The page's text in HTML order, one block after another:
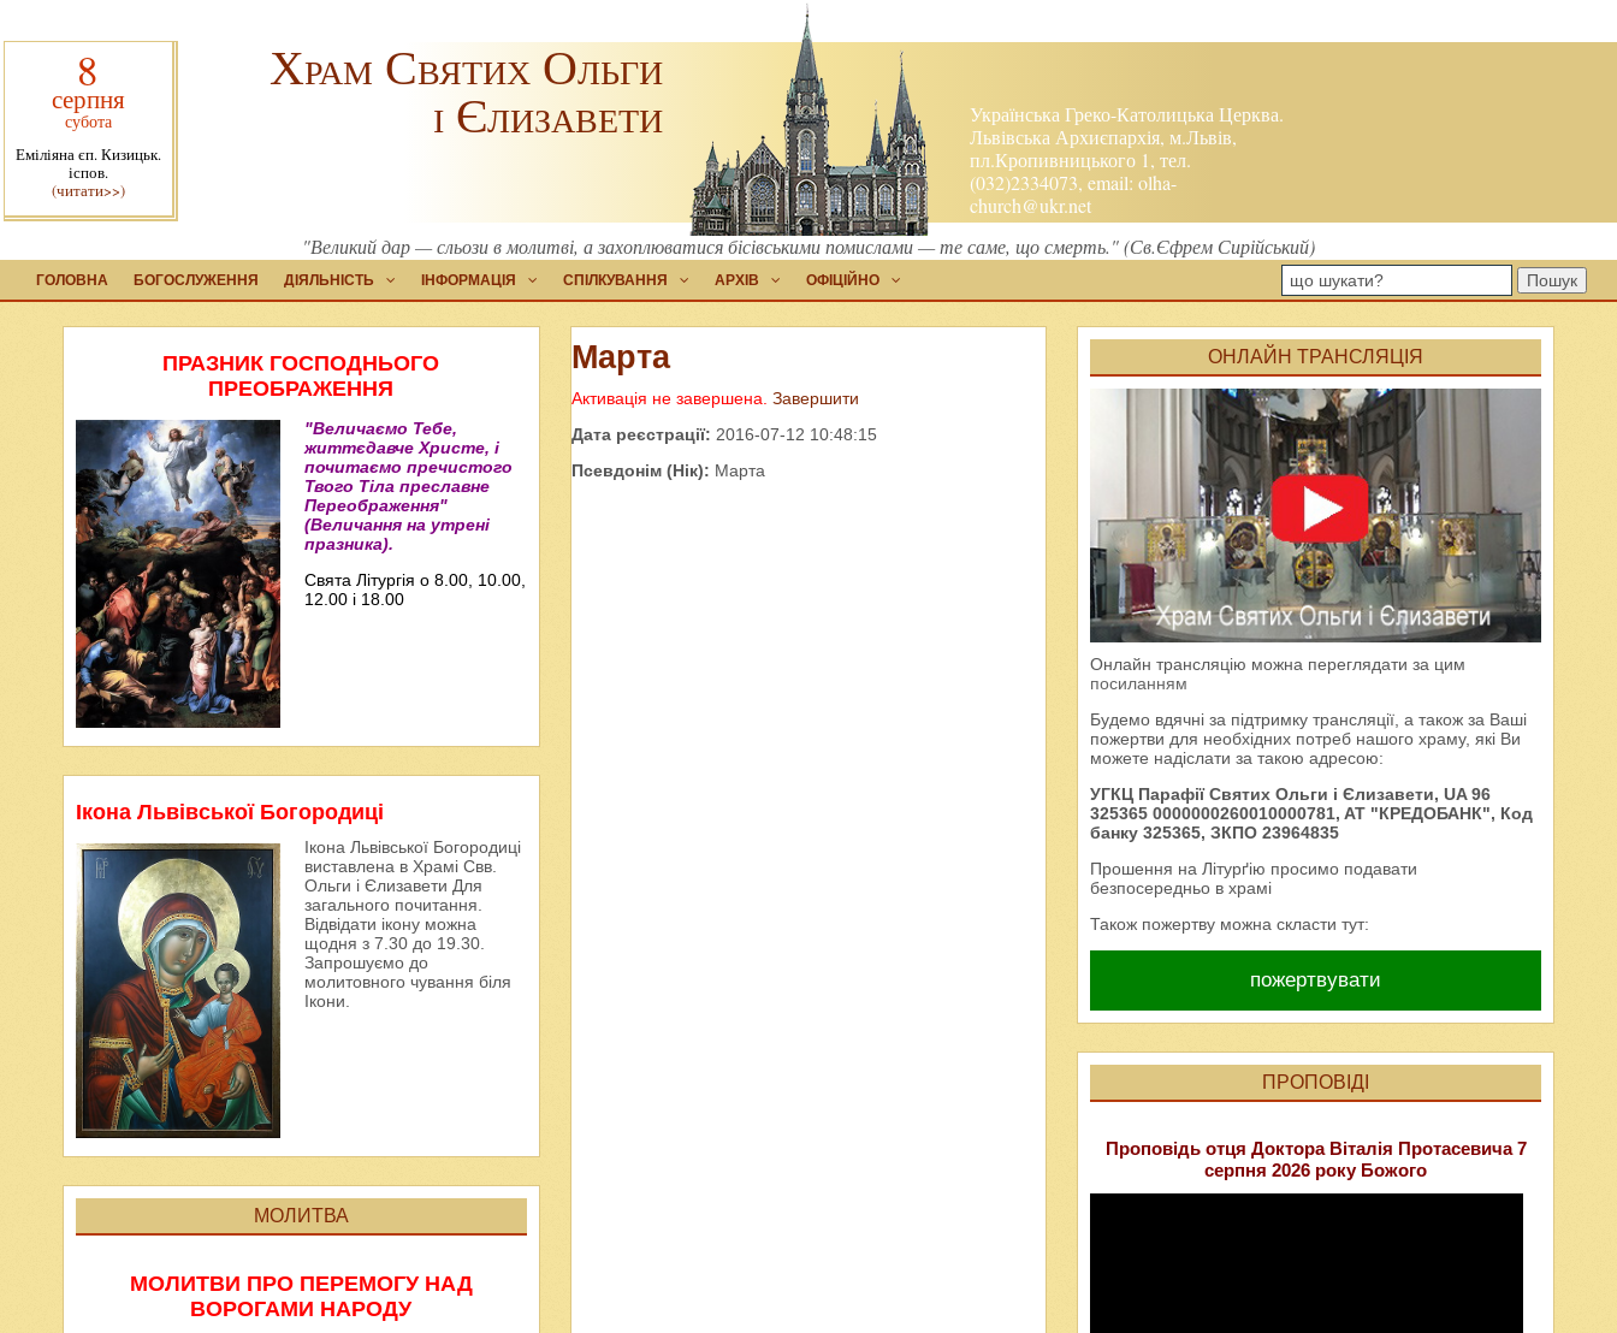
8
серпня
субота
Еміліяна єп. Кизицьк.
іспов.
(читати>>)
Українська Греко-Католицька Церква.
Львівська Архиєпархія, м.Львів,
пл.Кропивницького 1, тел.
(032)2334073, email:olha-
church@ukr.net
Храм Святих Ольги
і Єлизавети
"Великий дар — сльози в молитві, а захоплюватися бісівськими помислами — те саме, що смерть." (Св.Єфрем Сирійський)
ГОЛОВНА БОГОСЛУЖЕННЯ ДІЯЛЬНІСТЬ ІНФОРМАЦІЯ СПІЛКУВАННЯ АРХІВ ОФІЦІЙНО Пошук
ПРАЗНИК ГОСПОДНЬОГО
ПРЕОБРАЖЕННЯ
"Величаємо Тебе,
життєдавче Христе, і
почитаємо пречистого
Твого Тіла преславне
Переображення"
(Величання на утрені
празника).
Свята Літургія о 8.00, 10.00,
12.00 і 18.00
Ікона Львівської Богородиці
Ікона Львівської Богородиці
виставлена в Храмі Свв.
Ольги і Єлизавети Для
загального почитання.
Відвідати ікону можна
щодня з 7.30 до 19.30.
Запрошуємо до
молитовного чування біля
Ікони.
МОЛИТВА
МОЛИТВИ ПРО ПЕРЕМОГУ НАД
ВОРОГАМИ НАРОДУ
Марта
Активація не завершена. Завершити
Дата реєстрації: 2016-07-12 10:48:15
Псевдонім (Нік): Марта
ОНЛАЙН ТРАНСЛЯЦІЯ
Онлайн трансляцію можна переглядати за цим
посиланням
Будемо вдячні за підтримку трансляції, а також за Ваші
пожертви для необхідних потреб нашого храму, які Ви
можете надіслати за такою адресою:
УГКЦ Парафії Святих Ольги і Єлизавети, UA 96
325365 0000000260010000781, AT "КРЕДОБАНК", Код
банку 325365, ЗКПО 23964835
Прошення на Літурґію просимо подавати
безпосередньо в храмі
Також пожертву можна скласти тут:
пожертвувати
ПРОПОВІДІ
Проповідь отця Доктора Віталія Протасевича 7
серпня 2026 року Божого